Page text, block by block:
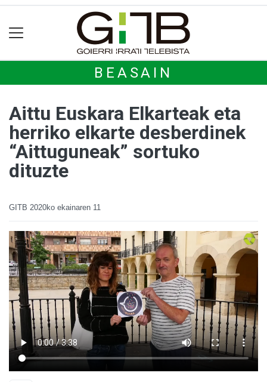
BEASAIN
Aittu Euskara Elkarteak eta
herriko elkarte desberdinek
“Aittuguneak” sortuko
dituzte
GITB 2020ko ekainaren 11